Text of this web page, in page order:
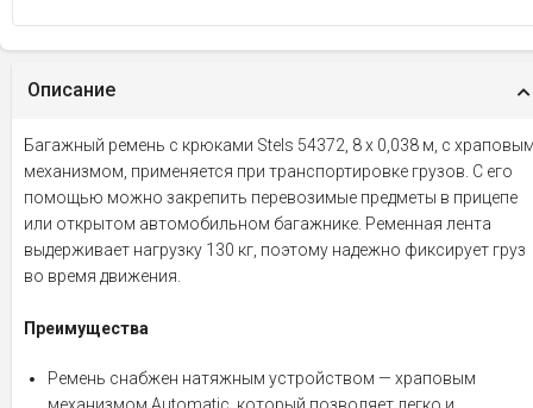
Описание
Багажный ремень с крюками Stels 54372, 8 х 0,038 м, с
механизмом, применяется при транспортировке грузов. С его
помощью можно закрепить перевозимые предметы в прицепе
или открытом автомобильном багажнике. Ременная лента
выдерживает нагрузку 130 кг, поэтому надежно фиксирует груз
во время движения.
Преимущества
Ремень снабжен натяжным устройством — храповым